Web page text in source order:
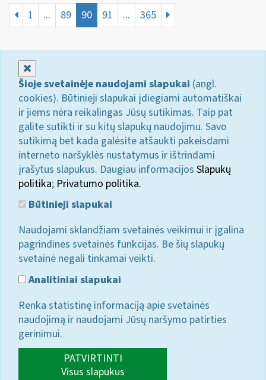
1 ... 89 90 91 ... 365
Šioje svetainėje naudojami slapukai (angl.
cookies). Būtinieji slapukai įdiegiami automatiškai
ir jiems nėra reikalingas Jūsų sutikimas. Taip pat
galite sutikti ir su kitų slapukų naudojimu. Savo
sutikimą bet kada galėsite atšaukti pakeisdami
interneto naršyklės nustatymus ir ištrindami
įrašytus slapukus. Daugiau informacijos Slapukų
politika; Privatumo politika.
Būtinieji slapukai
Naudojami sklandžiam svetainės veikimui ir įgalina
pagrindines svetainės funkcijas. Be šių slapukų
svetainė negali tinkamai veikti.
Analitiniai slapukai
Renka statistinę informaciją apie svetainės
naudojimą ir naudojami Jūsų naršymo patirties
gerinimui.
PATVIRTINTI
Visus slapukus